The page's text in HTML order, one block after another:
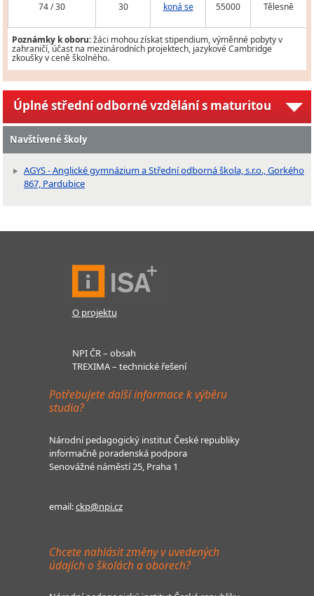
74 / 30 30 koná se 55000 Tělesně
Poznámky k oboru:žáci mohou získat stipendium, výměnné pobyty v
zahraničí, účast na mezinárodních projektech, jazykové Cambridge
zkoušky v ceně školného.
Úplné střední odborné vzdělání s maturitou
Navštívené školy
AGYS - Anglické gymnázium a Střední odborná škola, s.r.o., Gorkého
867, Pardubice
O projektu
NPI ČR – obsah
TREXIMA – technické řešení
Potřebujete další informace k výběru
studia?
Národní pedagogický institut České republiky
informačně poradenská podpora
Senovážné náměstí 25, Praha 1
email:ckp@npi.cz
Chcete nahlásit změny v uvedených
údajích o školách a oborech?